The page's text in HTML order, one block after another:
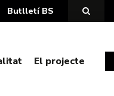
Butlletí BS
El projecte